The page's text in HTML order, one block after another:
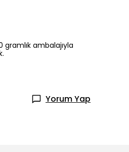
ambalajıyla
Yorum Yap